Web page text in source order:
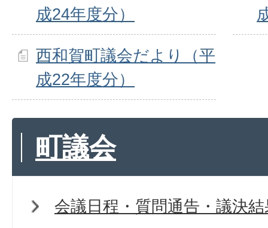
成24年度分）
西和賀町議会だより（平
成22年度分）
町議会
会議日程・質問通告・議決結